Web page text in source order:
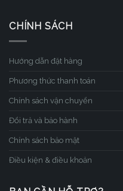
CHÍNH SÁCH
Hướng dẫn đặt hàng
Phương thức thanh toán
Chính sách vận chuyển
Đổi trả và bảo hành
Chính sách bảo mật
Điều kiện & điều khoản